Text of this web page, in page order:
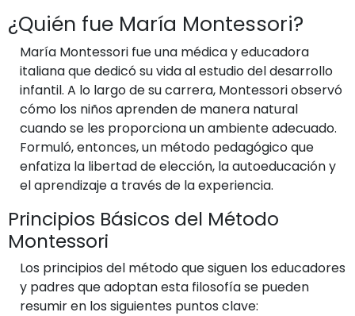
¿Quién fue María Montessori?
María Montessori fue una médica y educadora
italiana que dedicó su vida al estudio del desarrollo
infantil. A lo largo de su carrera, Montessori observó
cómo los niños aprenden de manera natural
cuando se les proporciona un ambiente adecuado.
Formuló, entonces, un método pedagógico que
enfatiza la libertad de elección, la autoeducación y
el aprendizaje a través de la experiencia.
Principios Básicos del Método
Montessori
Los principios del método que siguen los educadores
y padres que adoptan esta filosofía se pueden
resumir en los siguientes puntos clave: